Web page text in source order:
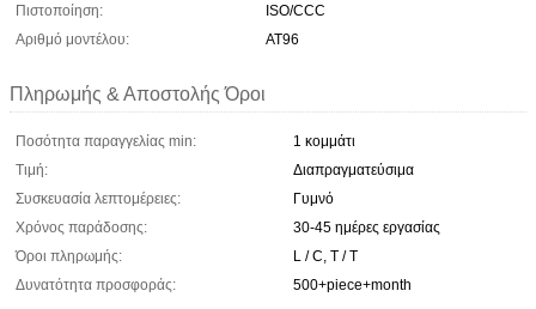
Πιστοποίηση:
ISO/CCC
Αριθμό μοντέλου:
AT96
Πληρωμής & Αποστολής Όροι
Ποσότητα παραγγελίας min:
1 κομμάτι
Τιμή:
Διαπραγματεύσιμα
Συσκευασία λεπτομέρειες:
Γυμνό
Χρόνος παράδοσης:
30-45 ημέρες εργασίας
Όροι πληρωμής:
L / C, T / T
Δυνατότητα προσφοράς:
500+piece+month